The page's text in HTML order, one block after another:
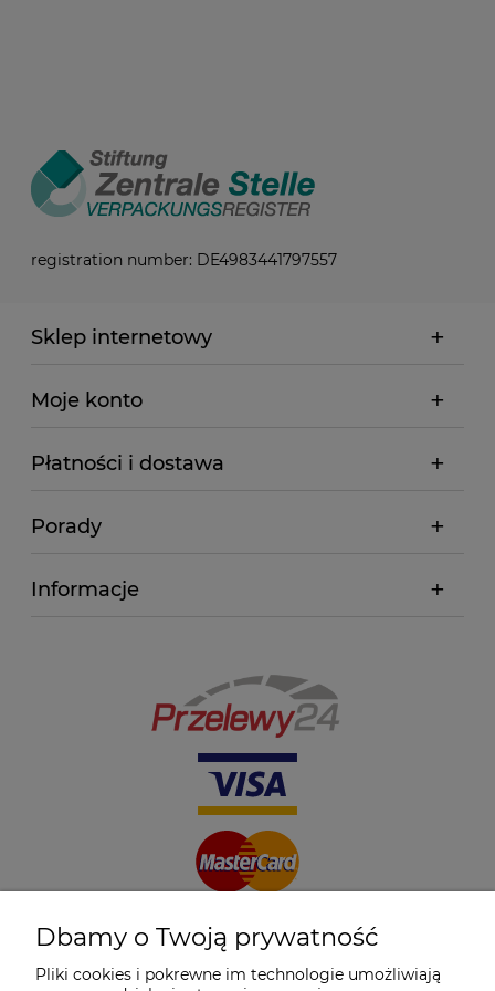
registration number: DE4983441797557
Sklep internetowy
Moje konto
Płatności i dostawa
Porady
Informacje
Dbamy o Twoją prywatność
Pliki cookies i pokrewne im technologie umożliwiają